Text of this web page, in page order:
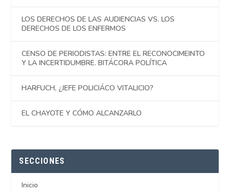
LOS DERECHOS DE LAS AUDIENCIAS VS. LOS
DERECHOS DE LOS ENFERMOS
CENSO DE PERIODISTAS: ENTRE EL RECONOCIMEINTO
Y LA INCERTIDUMBRE. BITÁCORA POLÍTICA
HARFUCH, ¿JEFE POLICIÁCO VITALICIO?
EL CHAYOTE Y CÓMO ALCANZARLO
SECCIONES
Inicio